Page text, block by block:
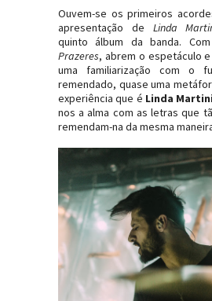
Ouvem-se os primeiros
apresentação de Linda
quinto álbum da banda.
Prazeres, abrem o espetáculo
uma familiarização com o
remendado, quase uma
experiência que é Linda Martini
nos a alma com as letras que
remendam-na da mesma